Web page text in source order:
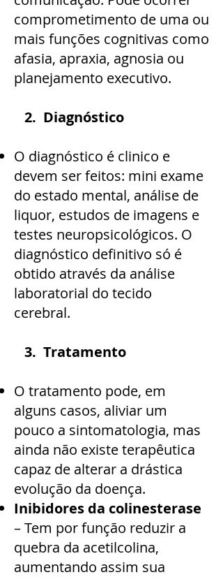
comprometimento de uma ou
mais funções cognitivas como
afasia, apraxia, agnosia ou
planejamento executivo.
2. Diagnóstico
O diagnóstico é clinico e
devem ser feitos: mini exame
do estado mental, análise de
liquor, estudos de imagens e
testes neuropsicológicos. O
diagnóstico definitivo só é
obtido através da análise
laboratorial do tecido
cerebral.
3. Tratamento
O tratamento pode, em
alguns casos, aliviar um
pouco a sintomatologia, mas
ainda não existe terapêutica
capaz de alterar a drástica
evolução da doença.
Inibidores da colinesterase
– Tem por função reduzir a
quebra da acetilcolina,
aumentando assim sua